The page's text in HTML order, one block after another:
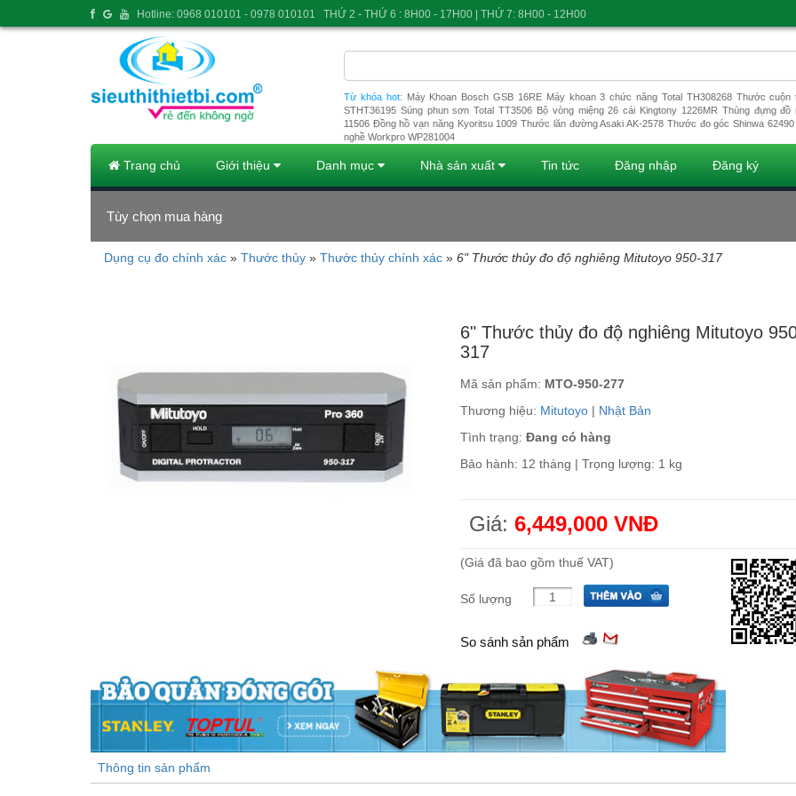
Từ khóa hot: Máy Khoan Bosch GSB 16RE Máy khoan 3 chức năng Total TH308268 Thước cuộn
STHT36195 Súng phun sơn Total TT3506 Bộ vòng miệng 26 cái Kingtony 1226MR Thùng đựng đồ
11506 Đồng hồ vạn năng Kyoritsu 1009 Thước lăn đường Asaki AK-2578 Thước đo góc Shinwa 62490
nghề Workpro WP281004
Trang chủ Giới thiệu Danh mục Nhà sản xuất Tin tức Đăng nhập Đăng ký
Tùy chọn mua hàng
Đang tải dữ liệu
Dụng cụ đo chính xác » Thước thủy » Thước thủy chính xác » 6" Thước thủy đo độ nghiêng Mitutoyo 950-317
6" Thước thủy đo độ nghiêng Mitutoyo
317
Mã sản phẩm: MTO-950-277
Thương hiệu: Mitutoyo | Nhật Bản
Tình trạng: Đang có hàng
Bảo hành: 12 tháng | Trọng lượng: 1 kg
Giá:6,449,000 VNĐ
(Giá đã bao gồm thuế VAT)
Số lượng
So sánh sản phẩm
Thông tin sản phẩm
Hotline: 0968 010101 - 0978 010101 THỨ 2 - THỨ 6 : 8H00 - 17H00 | THỨ 7: 8H00 - 12H00